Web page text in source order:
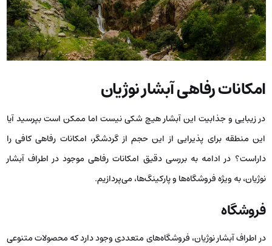
امکانات رفاهی آبشار نوژیان
در زیبایی و جذابیت این آبشار هیچ شکی نیست اما ممکن است بپرسید آیا
این منطقه برای پذیرایی از این حجم از گردشگر، امکانات رفاهی کافی را
داراست؟ در ادامه به بررسی دقیق امکانات رفاهی موجود در اطراف آبشار
نوژیان، به ویژه فروشگاه‌ها و پارکینگ‌ها، می‌پردازیم.
فروشگاه‌
در اطراف آبشار نوژیان، فروشگاه‌های متعددی وجود دارد که محصولات متنوعی